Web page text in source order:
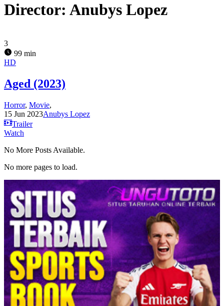
Director: Anubys Lopez
3
99 min
HD
Aged (2023)
Horror, Movie,
15 Jun 2023Anubys Lopez
Trailer
Watch
No More Posts Available.
No more pages to load.